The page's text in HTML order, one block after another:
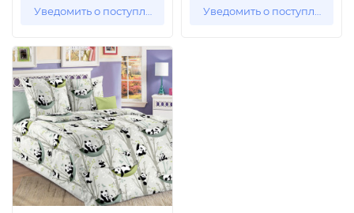
Уведомить о поступлении Уведомить о поступлении